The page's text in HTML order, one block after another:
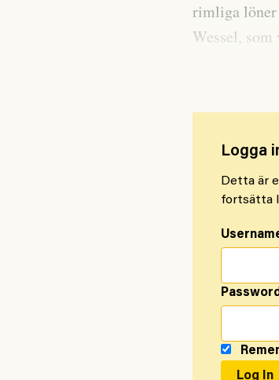
rimliga löner
Wessel,
Logga
Detta är
fortsätta